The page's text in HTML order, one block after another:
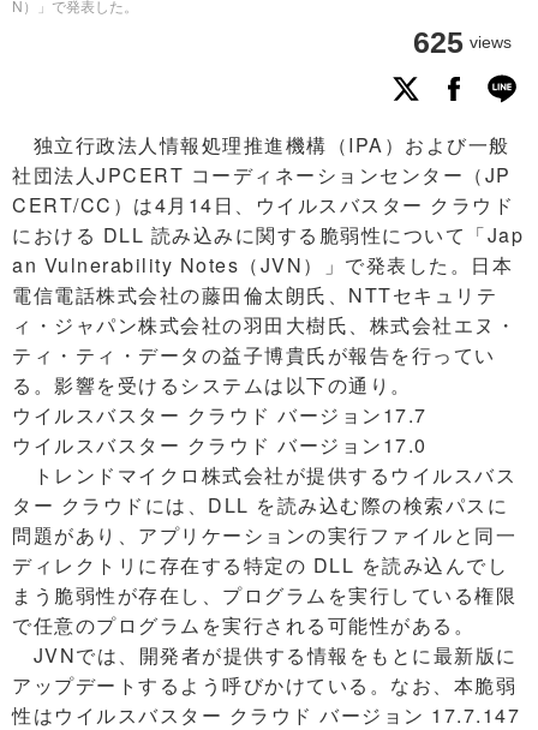
N）」で発表した。
625 views
独立行政法人情報処理推進機構（IPA）および一般
社団法人JPCERT コーディネーションセンター（JP
CERT/CC）は4月14日、ウイルスバスター クラウド
における DLL 読み込みに関する脆弱性について「Jap
an Vulnerability Notes（JVN）」で発表した。日本
電信電話株式会社の藤田倫太朗氏、NTTセキュリテ
ィ・ジャパン株式会社の羽田大樹氏、株式会社エヌ・
ティ・ティ・データの益子博貴氏が報告を行ってい
る。影響を受けるシステムは以下の通り。
ウイルスバスター クラウド バージョン17.7
ウイルスバスター クラウド バージョン17.0
トレンドマイクロ株式会社が提供するウイルスバス
ター クラウドには、DLL を読み込む際の検索パスに
問題があり、アプリケーションの実行ファイルと同一
ディレクトリに存在する特定の DLL を読み込んでし
まう脆弱性が存在し、プログラムを実行している権限
で任意のプログラムを実行される可能性がある。
JVNでは、開発者が提供する情報をもとに最新版に
アップデートするよう呼びかけている。なお、本脆弱
性はウイルスバスター クラウド バージョン 17.7.147